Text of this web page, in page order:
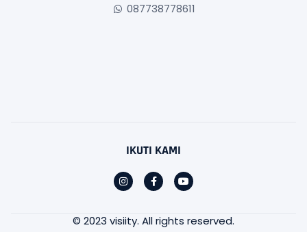
087738778611
IKUTI KAMI
© 2023 visiity. All rights reserved.